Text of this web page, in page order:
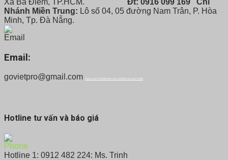
Xã Bà Điểm, TP.HCM.
Đt: 0916 099 169
Chi
Nhánh Miền Trung: Lô số 04, 05 đường Nam Trân, P. Hòa
Minh, Tp. Đà Nẵng.
Email:
govietpro@gmail.com Panel cách nhiệt Panel cách nhiệt Panel cách nhiệt
Hotline tư vấn và báo giá
Hotline 1: 0912 482 224: Ms. Trinh